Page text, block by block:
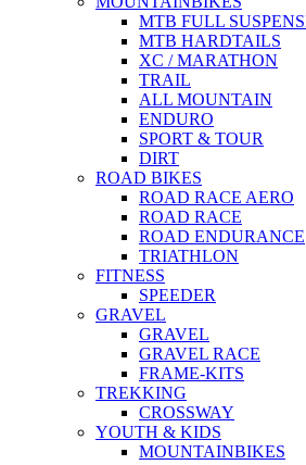
MTB FULL
MTB HARDTAILS
XC / MARATHON
TRAIL
ALL MOUNTAIN
ENDURO
SPORT & TOUR
DIRT
ROAD BIKES
ROAD RACE AERO
ROAD RACE
ROAD ENDURANCE
TRIATHLON
FITNESS
SPEEDER
GRAVEL
GRAVEL
GRAVEL RACE
FRAME-KITS
TREKKING
CROSSWAY
YOUTH & KIDS
MOUNTAINBIKES